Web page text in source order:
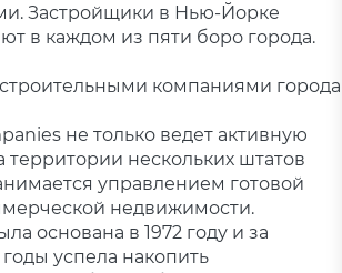
Застройщики в Нью-Йорке
в каждом из пяти боро города.
компаниями
не только ведет активную
территории нескольких штатов
управлением готовой
недвижимости.
основана в 1972 году и за
успела накопить